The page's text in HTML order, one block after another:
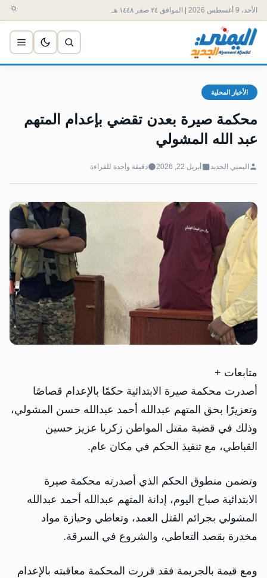
الأحد، 9 أغسطس 2026 | الموافق ٢٤ صفر ١٤٤٨ هـ
الأخبار المحلية
محكمة صيرة بعدن تقضي بإعدام المتهم
عبد الله المشولي
اليمني الجديد أبريل 22, 2026 دقيقة واحدة للقراءة
متابعات +
أصدرت محكمة صيرة الابتدائية حكمًا بالإعدام قصاصًا
وتعزيرًا بحق المتهم عبدالله أحمد عبدالله حسن المشولي،
وذلك في قضية مقتل المواطن زكريا عزيز حسين
القباطي، مع تنفيذ الحكم في مكان عام.
‏وتضمن منطوق الحكم الذي أصدرته محكمة صيرة
الابتدائية صباح اليوم، إدانة المتهم عبدالله أحمد عبدالله
المشولي بجرائم القتل العمد، وتعاطي وحيازة مواد
مخدرة بقصد التعاطي، والشروع في السرقة.
ومع قيمة بالجريمة فقد قررت المحكمة معاقبته بالإعدام